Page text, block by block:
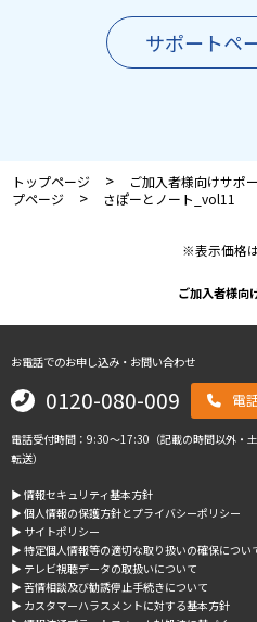
サポートペ
トップページ > ご加入者様向けサポ
プページ
> さぽーとノート_vol11
※表示価格
ご加入者様向
お電話でのお申し込み・お問い合わせ
0120-080-009 電
電話受付時間：9:30～17:30（記載の時間以外・
転送）
▶︎ 情報セキュリティ基本方針
▶︎ 個人情報の保護方針とプライバシーポリシー
▶︎ サイトポリシー
▶︎ 特定個人情報等の適切な取り扱いの確保につい
▶︎ テレビ視聴データの取扱いについて
▶︎ 苦情相談及び勧誘停止手続きについて
▶︎ カスタマーハラスメントに対する基本方針